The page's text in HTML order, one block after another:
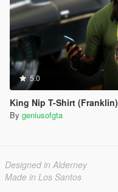
5.0
King Nip T-Shirt (Franklin)
By geniusofgta
Designed in Alderney
Made in Los Santos